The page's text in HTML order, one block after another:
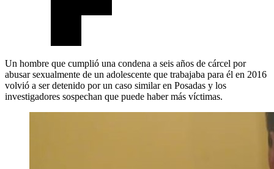
Un hombre que cumplió una condena a seis años de cárcel por
abusar sexualmente de un adolescente que trabajaba para él en 2016
volvió a ser detenido por un caso similar en Posadas y los
investigadores sospechan que puede haber más víctimas.